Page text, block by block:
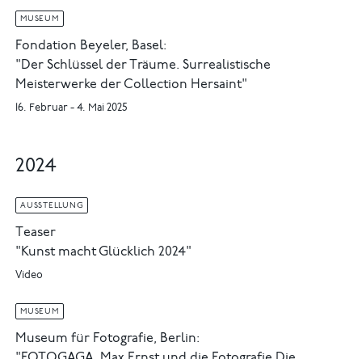
MUSEUM
Fondation Beyeler, Basel:
"Der Schlüssel der Träume. Surrealistische
Meisterwerke der Collection Hersaint"
16. Februar - 4. Mai 2025
2024
AUSSTELLUNG
Teaser
"Kunst macht Glücklich 2024"
Video
MUSEUM
Museum für Fotografie, Berlin: